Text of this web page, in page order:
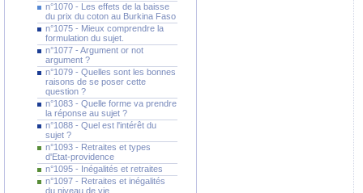
n°1070 - Les effets de la baisse
du prix du coton au Burkina Faso
n°1075 - Mieux comprendre la
formulation du sujet.
n°1077 - Argument or not
argument ?
n°1079 - Quelles sont les bonnes
raisons de se poser cette
question ?
n°1083 - Quelle forme va prendre
la réponse au sujet ?
n°1088 - Quel est l'intérêt du
sujet ?
n°1093 - Retraites et types
d'Etat-providence
n°1095 - Inégalités et retraites
n°1097 - Retraites et inégalités
du niveau de vie